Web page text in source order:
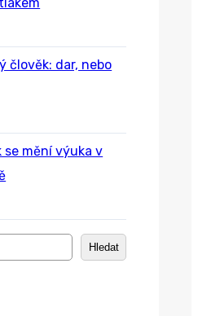
člověk: dar, nebo
se mění výuka v
Hledat